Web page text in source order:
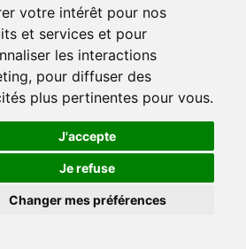
votre intérêt pour nos
et services et pour
les interactions
, pour diffuser des
plus pertinentes pour vous.
J'accepte
Je refuse
Changer mes préférences
de bord)
675
31 225 km